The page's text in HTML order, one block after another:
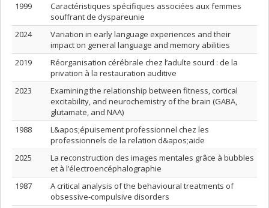
1999
Caractéristiques spécifiques associées aux femmes
souffrant de dyspareunie
2024
Variation in early language experiences and their
impact on general language and memory abilities
2019
Réorganisation cérébrale chez l’adulte sourd : de la
privation à la restauration auditive
2023
Examining the relationship between fitness, cortical
excitability, and neurochemistry of the brain (GABA,
glutamate, and NAA)
1988
L&apos;épuisement professionnel chez les
professionnels de la relation d&apos;aide
2025
La reconstruction des images mentales grâce à bubbles
et à l’électroencéphalographie
1987
A critical analysis of the behavioural treatments of
obsessive-compulsive disorders